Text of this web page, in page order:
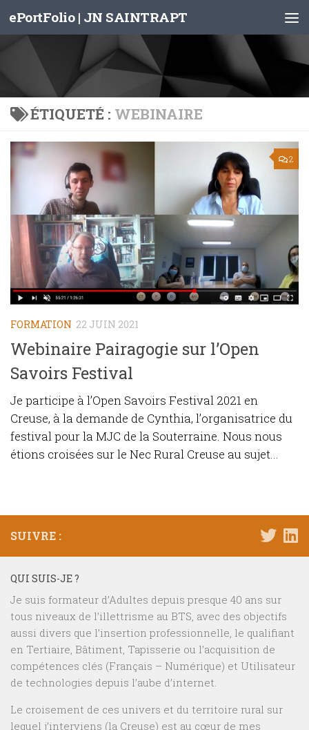
Skip to content
ePortFolio | JN SAINTRAPT
ÉTIQUETÉ : WEBINAIRE
2
FORMATION 22 JUIN 2021
Webinaire Pairagogie sur l’Open
Savoirs Festival
Je participe à l’Open Savoirs Festival 2021 en
Creuse, à la demande de Cynthia, l’organisatrice du
festival pour la MJC de la Souterraine. Nous nous
étions croisées sur le Nec Rural Creuse au sujet...
SUIVRE :
QUI SUIS-JE ?
Je suis formateur d’Adultes depuis presque 40 ans sur
tous niveaux de l’illettrisme au BTS, avec des objectifs
aussi divers que l’insertion professionnelle, le qualifiant
en Tertiaire, Bâtiment, Tapisserie ou l’acquisition de
compétences clés (Français – Numérique) et Utilisateur
de technologies depuis l’aube d’internet.
Le croisement de ces univers et du territoire rural sur
lequel j’interviens (la Creuse) est au cœur de mes